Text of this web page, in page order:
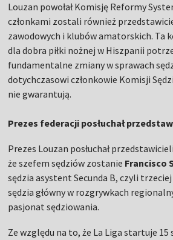
Louzan powołał Komisję Reformy
członkami zostali również
zawodowych i klubów amatorskich. Ta
dla dobra piłki nożnej w Hiszpanii
fundamentalne zmiany w sprawach
dotychczasowi członkowie Komisji
nie gwarantują.
Prezes federacji posłuchał
Prezes Louzan posłuchał
że szefem sędziów zostanie Francisco
sędzia asystent Secunda B, czyli
sędzia główny w rozgrywkach
pasjonat sędziowania.
Ze względu na to, że La Liga startuje